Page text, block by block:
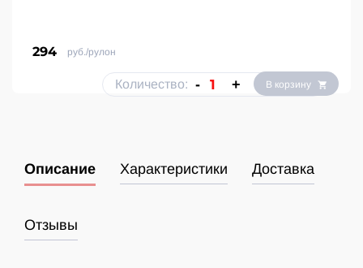
294 руб./рулон
Количество: - + В корзину
Описание Характеристики Доставка
Отзывы